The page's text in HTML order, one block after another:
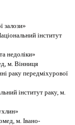
залози»
інститут
недоліки»
м. Вінниця
раку передміхурової
інститут раку, м.
м. Івано-